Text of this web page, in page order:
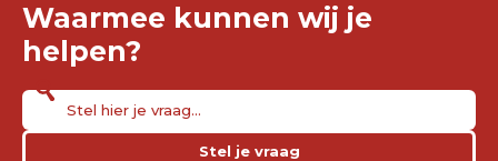
Waarmee kunnen wij je
helpen?
Stel je vraag